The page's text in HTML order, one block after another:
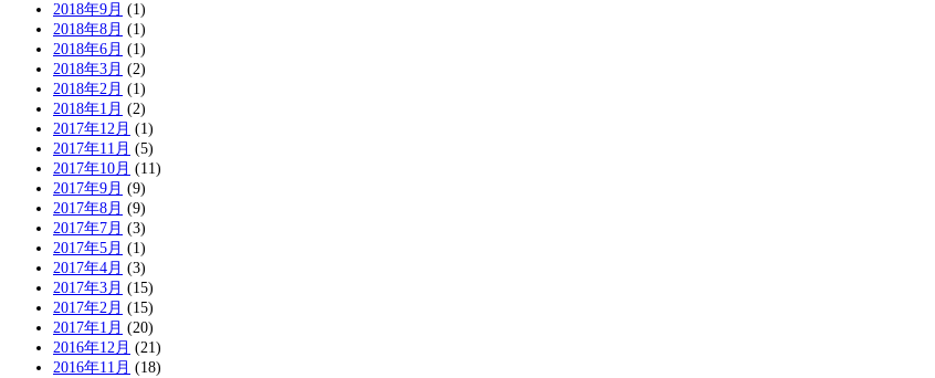
2018年9月 (1)
2018年8月 (1)
2018年6月 (1)
2018年3月 (2)
2018年2月 (1)
2018年1月 (2)
2017年12月 (1)
2017年11月 (5)
2017年10月 (11)
2017年9月 (9)
2017年8月 (9)
2017年7月 (3)
2017年5月 (1)
2017年4月 (3)
2017年3月 (15)
2017年2月 (15)
2017年1月 (20)
2016年12月 (21)
2016年11月 (18)